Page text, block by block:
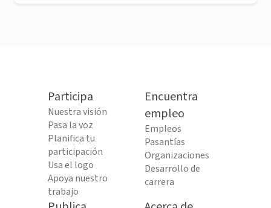
Participa
Nuestra visión
Pasa la voz
Planifica tu
participación
Usa el logo
Apoya nuestro
trabajo
Encuentra
empleo
Empleos
Pasantías
Organizaciones
Desarrollo de
carrera